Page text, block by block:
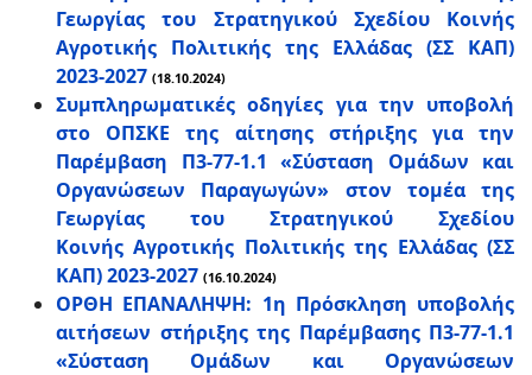
Γεωργίας του Στρατηγικού Σχεδίου Κοινής
Αγροτικής Πολιτικής της Ελλάδας (ΣΣ ΚΑΠ)
2023-2027 (18.10.2024)
Συμπληρωματικές οδηγίες για την υποβολή
στο ΟΠΣΚΕ της αίτησης στήριξης για την
Παρέμβαση Π3-77-1.1 «Σύσταση Ομάδων και
Οργανώσεων Παραγωγών» στον τομέα της
Γεωργίας του Στρατηγικού Σχεδίου
Κοινής Αγροτικής Πολιτικής της Ελλάδας (ΣΣ
ΚΑΠ) 2023-2027 (16.10.2024)
ΟΡΘΗ ΕΠΑΝΑΛΗΨΗ: 1η Πρόσκληση υποβολής
αιτήσεων στήριξης της Παρέμβασης Π3-77-1.1
«Σύσταση Ομάδων και Οργανώσεων